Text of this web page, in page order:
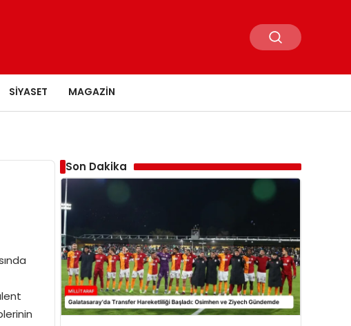
SIYASET MAGAZIN
Son Dakika